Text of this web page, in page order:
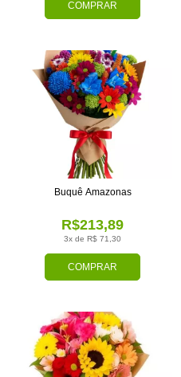
COMPRAR
COMPRAR
3x de R$ 71,30
R$213,89
Buquê Amazonas